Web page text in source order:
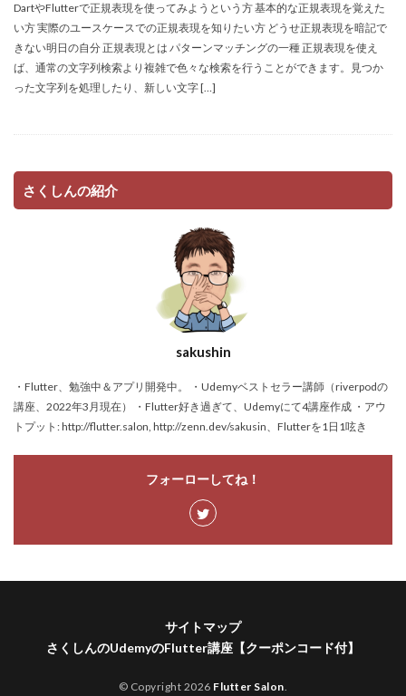
DartやFlutterで正規表現を使ってみようという方 基本的な正規表現を覚えた
い方 実際のユースケースでの正規表現を知りたい方 どうせ正規表現を暗記で
きない明日の自分 正規表現とは パターンマッチングの一種 正規表現を使え
ば、通常の文字列検索より複雑で色々な検索を行うことができます。見つか
った文字列を処理したり、新しい文字 […]
さくしんの紹介
sakushin
・Flutter、勉強中＆アプリ開発中。 ・Udemyベストセラー講師（riverpodの
講座、2022年3月現在） ・Flutter好き過ぎて、Udemyにて4講座作成 ・アウ
トプット: http://flutter.salon, http://zenn.dev/sakusin、Flutterを1日1呟き
フォーローしてね！
サイトマップ
さくしんのUdemyのFlutter講座【クーポンコード付】
© Copyright 2026 Flutter Salon.